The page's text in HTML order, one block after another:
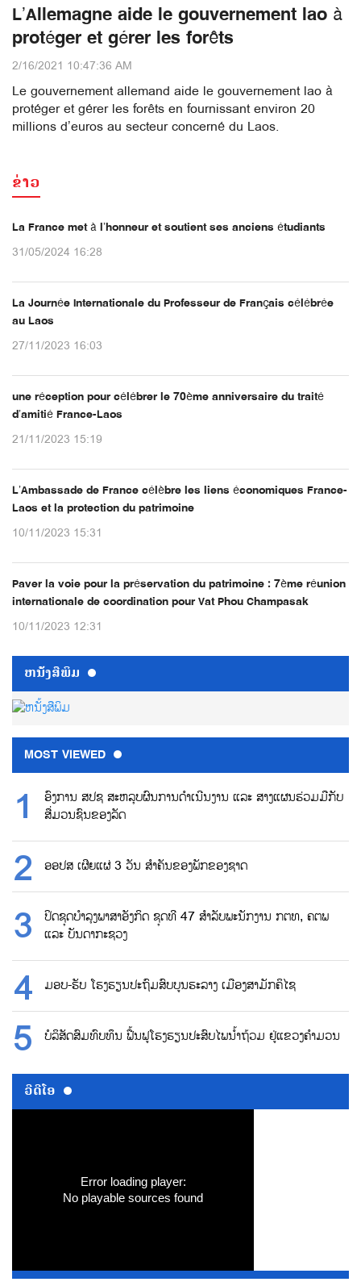
L’Allemagne aide le gouvernement lao à
protéger et gérer les forêts
2/16/2021 10:47:36 AM
Le gouvernement allemand aide le gouvernement lao à
protéger et gérer les forêts en fournissant environ 20
millions d’euros au secteur concerné du Laos.
ຂ່າວ
La France met à l’honneur et soutient ses anciens étudiants
31/05/2024 16:28
La Journée Internationale du Professeur de Français célébrée
au Laos
27/11/2023 16:03
une réception pour célébrer le 70ème anniversaire du traité
d’amitié France-Laos
21/11/2023 15:19
L’Ambassade de France célèbre les liens économiques France-
Laos et la protection du patrimoine
10/11/2023 15:31
Paver la voie pour la préservation du patrimoine : 7ème réunion
internationale de coordination pour Vat Phou Champasak
10/11/2023 12:31
ຫນ້ັງສືພິມ
MOST VIEWED
ອົງການ ສປຊ ສະຫລຸບຜົນການດຳເນີນງານ ແລະ ສາງແຜນຮ່ວມມືກັບ
ສື່ມວນຊົນຂອງລັດ
ອອປສ ເຜີຍແຜ່ 3 ວັນ ສຳຄັນຂອງພັກຂອງຊາດ
ປິດຊຸດບຳລຸງພາສາອັງກິດ ຊຸດທີ 47 ສຳລັບພະນັກງານ ກຕທ, ຄຕພ
ແລະ ບັນດາກະຊວງ
ມອບ-ຮັບ ໂຮງຮຽນປະຖົມສົບບູນຮະລາງ ເມືອງສາມັກຄິໄຊ
ບໍລິສັດສົມທົບທຶນ ຟື້ນຟູໂຮງຮຽນປະສົບໄພນ້ຳຖ້ວມ ຢູ່ແຂວງຄຳມວນ
ວີດີໂອ
Error loading player:
No playable sources found